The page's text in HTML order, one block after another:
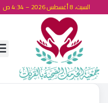
السبت، 8 أغسطس 2026 – 4:34 ص